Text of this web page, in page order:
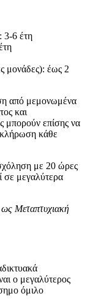
3-6 έτη
μονάδες): έως 2
από μεμονωμένα
και
μπορούν επίσης να
κάθε
με 20 ώρες
σε μεγαλύτερα
Μεταπτυχιακή
ο μεγαλύτερος
όμιλο